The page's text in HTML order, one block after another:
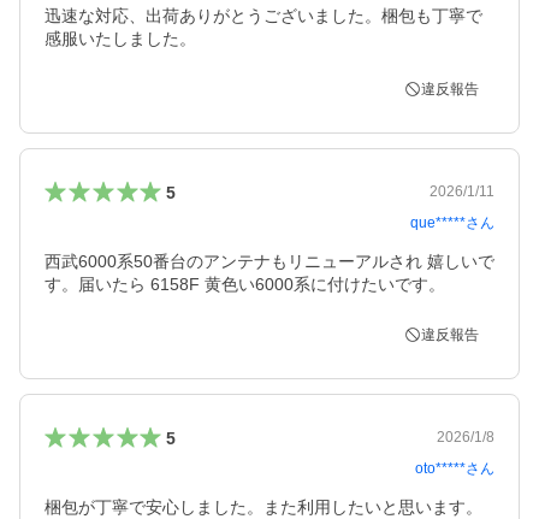
迅速な対応、出荷ありがとうございました。梱包も丁寧で
感服いたしました。
違反報告
5
2026/1/11
que*****さん
西武6000系50番台のアンテナもリニューアルされ 嬉しいで
す。届いたら 6158F 黄色い6000系に付けたいです。
違反報告
5
2026/1/8
oto*****さん
梱包が丁寧で安心しました。また利用したいと思います。